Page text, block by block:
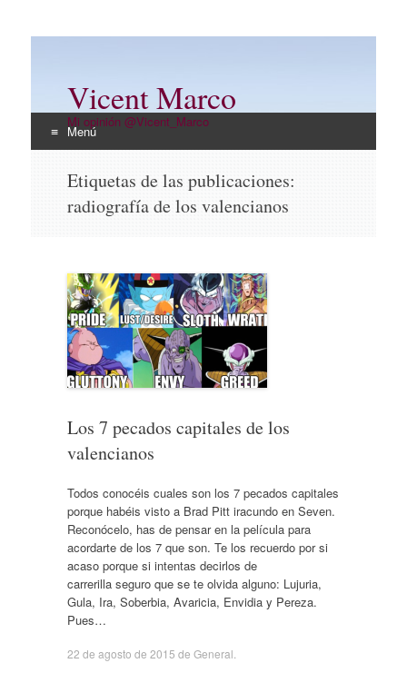
Vicent Marco
Mi opinión @Vicent_Marco
Menú
contenido
Etiquetas de las publicaciones:
radiografía de los valencianos
Los 7 pecados capitales de los
valencianos
Todos conocéis cuales son los 7 pecados capitales
porque habéis visto a Brad Pitt iracundo en Seven.
Reconócelo, has de pensar en la película para
acordarte de los 7 que son. Te los recuerdo por si
acaso porque si intentas decirlos de
carrerilla seguro que se te olvida alguno: Lujuria,
Gula, Ira, Soberbia, Avaricia, Envidia y Pereza.
Pues…
22 de agosto de 2015 de General